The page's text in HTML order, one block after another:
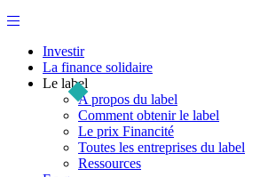
Investir
La finance solidaire
Le label
A propos du label
Comment obtenir le label
Le prix Financité
Toutes les entreprises du label
Ressources